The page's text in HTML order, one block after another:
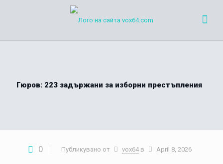
Гюров: 223 задържани за изборни престъпления
0 Публикувано от vox64 в April 8, 2026